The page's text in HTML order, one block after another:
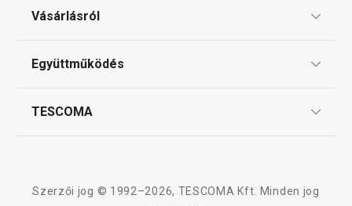
Gyakori kérdések
Vásárlásról
Reklamáció és termékvisszaküldés
Együttműködés
TESCOMA
Szerzői jog © 1992–2026, TESCOMA Kft. Minden jog